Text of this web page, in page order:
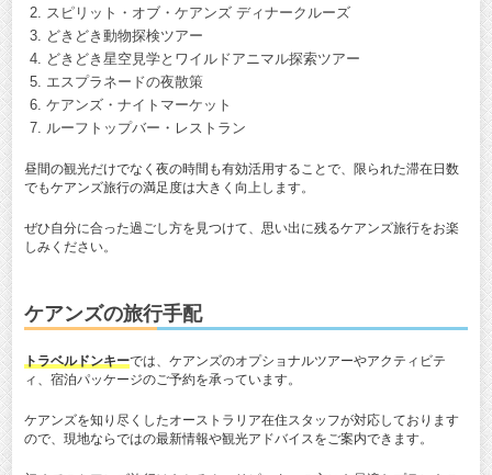
スピリット・オブ・ケアンズ ディナークルーズ
どきどき動物探検ツアー
どきどき星空見学とワイルドアニマル探索ツアー
エスプラネードの夜散策
ケアンズ・ナイトマーケット
ルーフトップバー・レストラン
昼間の観光だけでなく夜の時間も有効活用することで、限られた滞在日数
でもケアンズ旅行の満足度は大きく向上します。
ぜひ自分に合った過ごし方を見つけて、思い出に残るケアンズ旅行をお楽
しみください。
ケアンズの旅行手配
トラベルドンキーでは、ケアンズのオプショナルツアーやアクティビテ
ィ、宿泊パッケージのご予約を承っています。
ケアンズを知り尽くしたオーストラリア在住スタッフが対応しております
ので、現地ならではの最新情報や観光アドバイスをご案内できます。